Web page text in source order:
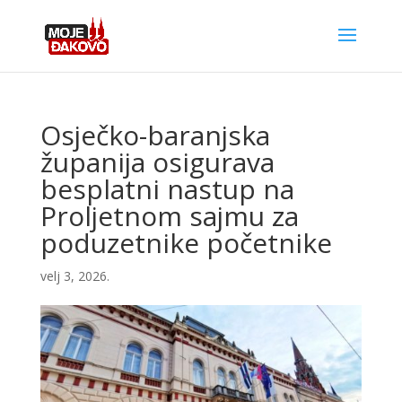
Osječko-baranjska
županija osigurava
besplatni nastup na
Proljetnom sajmu za
poduzetnike početnike
velj 3, 2026.